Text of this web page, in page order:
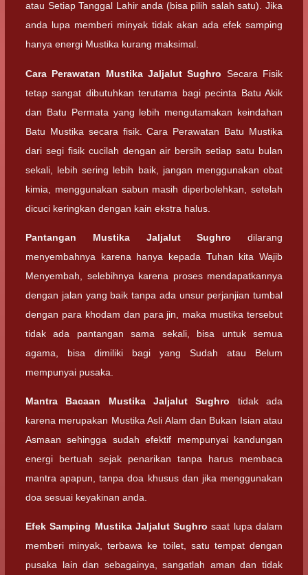
atau Setiap Tanggal Lahir anda (bisa pilih salah satu). Jika
anda lupa memberi minyak tidak akan ada efek samping
hanya energi Mustika kurang maksimal.
Cara Perawatan Mustika Jaljalut Sughro Secara Fisik
tetap sangat dibutuhkan terutama bagi pecinta Batu Akik
dan Batu Permata yang lebih mengutamakan keindahan
Batu Mustika secara fisik. Cara Perawatan Batu Mustika
dari segi fisik cucilah dengan air bersih setiap satu bulan
sekali, lebih sering lebih baik, jangan menggunakan obat
kimia, menggunakan sabun masih diperbolehkan, setelah
dicuci keringkan dengan kain ekstra halus.
Pantangan Mustika Jaljalut Sughro dilarang
menyembahnya karena hanya kepada Tuhan kita Wajib
Menyembah, selebihnya karena proses mendapatkannya
dengan jalan yang baik tanpa ada unsur perjanjian tumbal
dengan para khodam dan para jin, maka mustika tersebut
tidak ada pantangan sama sekali, bisa untuk semua
agama, bisa dimiliki bagi yang Sudah atau Belum
mempunyai pusaka.
Mantra Bacaan Mustika Jaljalut Sughro tidak ada
karena merupakan Mustika Asli Alam dan Bukan Isian atau
Asmaan sehingga sudah efektif mempunyai kandungan
energi bertuah sejak penarikan tanpa harus membaca
mantra apapun, tanpa doa khusus dan jika menggunakan
doa sesuai keyakinan anda.
Efek Samping Mustika Jaljalut Sughro saat lupa dalam
memberi minyak, terbawa ke toilet, satu tempat dengan
pusaka lain dan sebagainya, sangatlah aman dan tidak